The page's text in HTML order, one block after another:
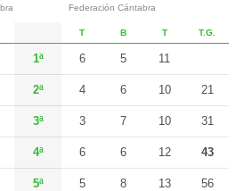
Federación Cántabra
T B T T.G.
1ª 6 5 11
2ª 4 6 10 21
3ª 3 7 10 31
4ª 6 6 12 43
5ª 5 8 13 56